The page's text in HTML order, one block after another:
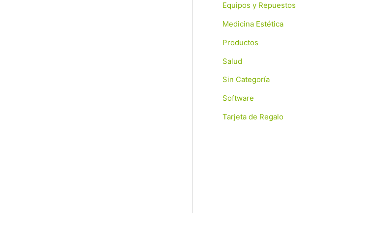
Equipos y Repuestos
Medicina Estética
Productos
Salud
Sin Categoría
Software
Tarjeta de Regalo